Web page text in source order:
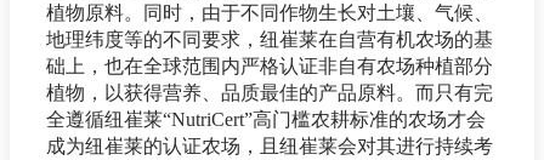
植物原料。同时，由于不同作物生长对土壤、气候、
地理纬度等的不同要求，纽崔莱在自营有机农场的基
础上，也在全球范围内严格认证非自有农场种植部分
植物，以获得营养、品质最佳的产品原料。而只有完
全遵循纽崔莱“NutriCert”高门槛农耕标准的农场才会
成为纽崔莱的认证农场，且纽崔莱会对其进行持续考